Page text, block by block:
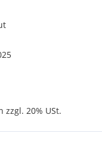
20% USt.